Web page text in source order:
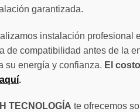
garantizada.
instalación profesional
de compatibilidad antes de la
su energía y confianza. El
.
TECNOLOGÍA te ofrecemos